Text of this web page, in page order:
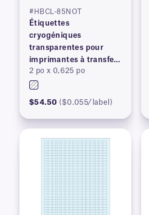
#HBCL-85NOT
Étiquettes
cryogéniques
transparentes pour
imprimantes à transfert
thermique
2 po x 0,625 po
$54.50 ($0.055/label)